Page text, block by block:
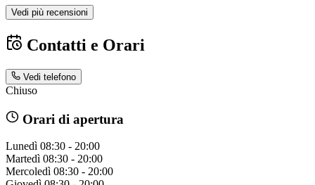
Vedi più recensioni
Contatti e Orari
Vedi telefono
Chiuso
Orari di apertura
Lunedì 08:30 - 20:00
Martedì 08:30 - 20:00
Mercoledì 08:30 - 20:00